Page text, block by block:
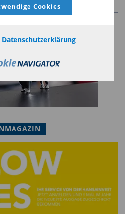
Cookies
Datenschutzerklärung
(z. B. Recyclingbetriebe),
Neuson hat in der
inne: Das
erster Hersteller weltweit
angetriebener
oder Minibagger,
Produkte werden
vermieden und die
leise. Mit dem Zero-
leistet der Hidden
einen Beitrag zum